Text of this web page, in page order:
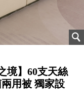
境】60支天絲
用被 獨家設